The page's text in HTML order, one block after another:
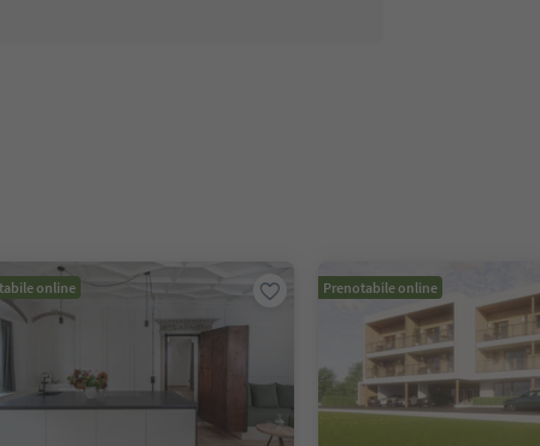
online Prenotabile online